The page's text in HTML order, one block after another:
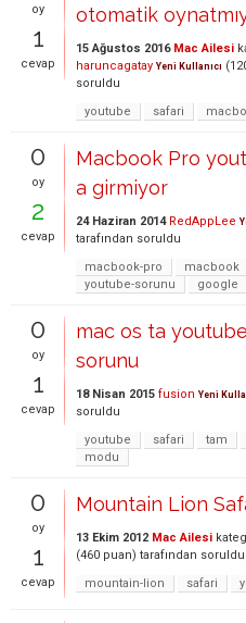
oy
1
cevap
otomatik
15 Ağustos 2016 Mac Ailesi
haruncagatay Yeni Kullanıcı (
soruldu
youtube
safari
0
oy
2
cevap
Macbook Pro
a girmiyor
24 Haziran 2014 RedAppLee
tarafından soruldu
macbook-pro
macbook
youtube-sorunu
google
0
oy
1
cevap
mac os ta
sorunu
18 Nisan 2015 fusion Yeni
soruldu
youtube
safari tam
modu
0
oy
1
cevap
Mountain Lion
13 Ekim 2012 Mac Ailesi
(460 puan) tarafından soruldu
mountain-lion
safari